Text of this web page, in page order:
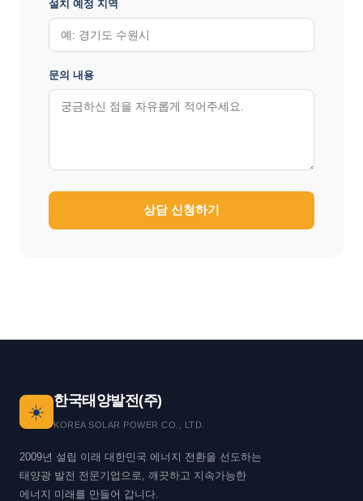
설치 예정 지역
문의 내용
상담 신청하기
☀️
한국태양발전(주)
KOREA SOLAR POWER CO., LTD.
2009년 설립 이래 대한민국 에너지 전환을 선도하는
태양광 발전 전문기업으로, 깨끗하고 지속가능한
에너지 미래를 만들어 갑니다.